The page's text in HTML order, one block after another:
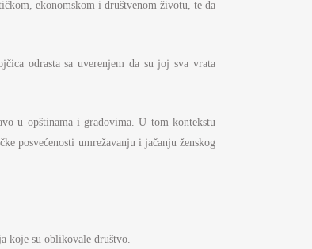
ekonomskom i društvenom životu, te da
odrasta sa uverenjem da su joj sva vrata
u opštinama i gradovima. U tom kontekstu
posvećenosti umrežavanju i jačanju ženskog
koje su oblikovale društvo.